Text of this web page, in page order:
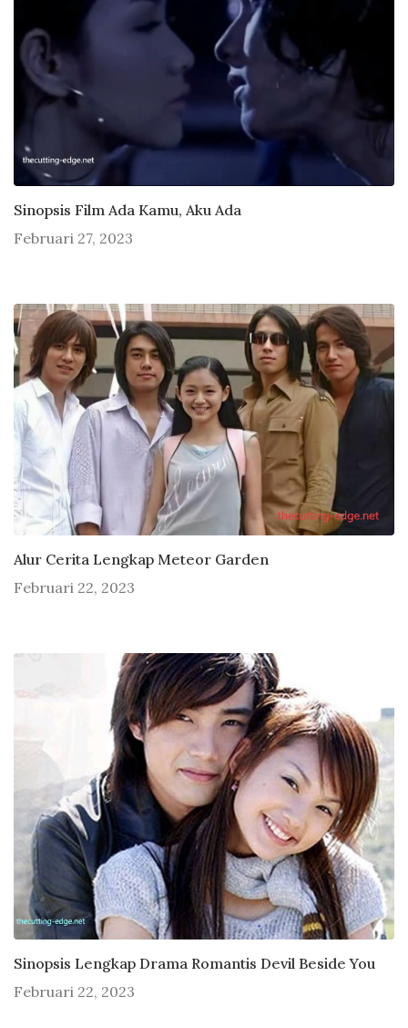
Sinopsis Film Ada Kamu, Aku Ada
Februari 27, 2023
Alur Cerita Lengkap Meteor Garden
Februari 22, 2023
Sinopsis Lengkap Drama Romantis Devil Beside You
Februari 22, 2023